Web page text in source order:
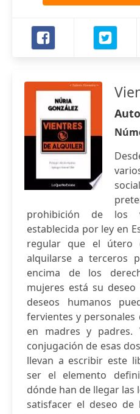
prohibición de los
establecida por ley en
regular que el útero
alquilarse a terceros
encima de los
mujeres está su
deseos humanos
fervientes y
en madres y padres.
conjugación de esas
llevan a escribir este
ser el elemento
dónde han de llegar las
satisfacer el deseo